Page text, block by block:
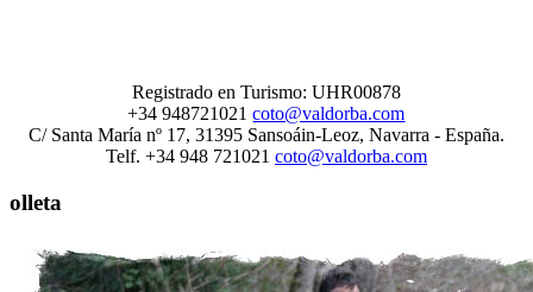
Registrado en Turismo: UHR00878
+34 948721021coto@valdorba.com
C/ Santa María nº 17, 31395 Sansoáin-Leoz, Navarra - España.
Telf. +34 948 721021 coto@valdorba.com
olleta